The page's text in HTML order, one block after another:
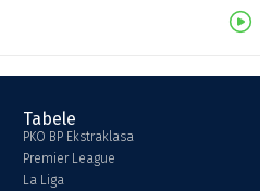
Tabele
PKO BP Ekstraklasa
Premier League
La Liga